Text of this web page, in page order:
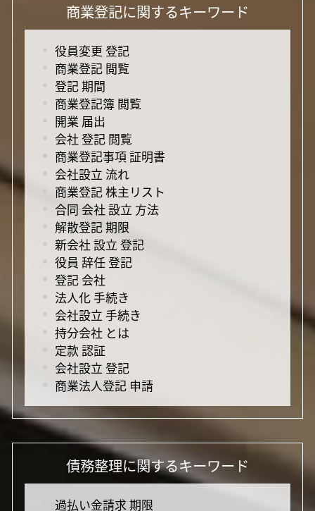
商業登記に関するキーワード
役員変更 登記
商業登記 閲覧
登記 期間
商業登記簿 閲覧
開業 届出
会社 登記 閲覧
商業登記事項 証明書
会社設立 流れ
商業登記 株主リスト
合同 会社 設立 方法
解散登記 期限
新会社 設立 登記
役員 辞任 登記
登記 会社
法人化 手続き
会社設立 手続き
持分会社 とは
定款 認証
会社設立 登記
商業法人登記 申請
債務整理に関するキーワード
過払い金請求 期限